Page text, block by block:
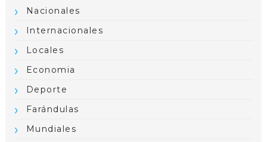
Nacionales
Internacionales
Locales
Economia
Deporte
Farándulas
Mundiales